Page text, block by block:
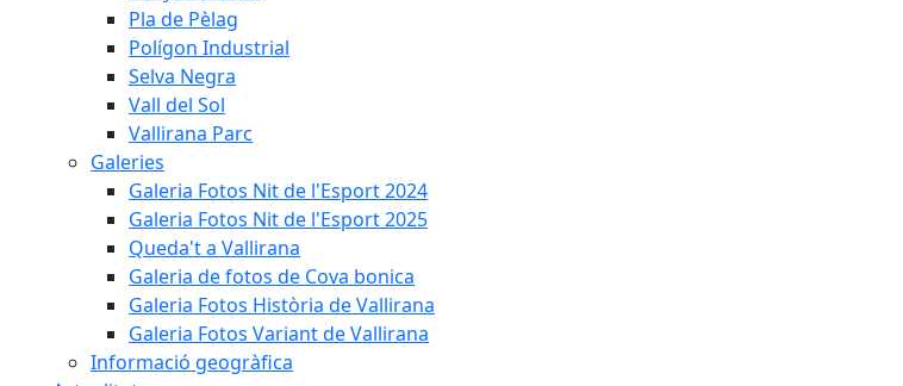
Pla de Pèlag
Polígon Industrial
Selva Negra
Vall del Sol
Vallirana Parc
Galeries
Galeria Fotos Nit de l'Esport 2024
Galeria Fotos Nit de l'Esport 2025
Queda't a Vallirana
Galeria de fotos de Cova bonica
Galeria Fotos Història de Vallirana
Galeria Fotos Variant de Vallirana
Informació geogràfica